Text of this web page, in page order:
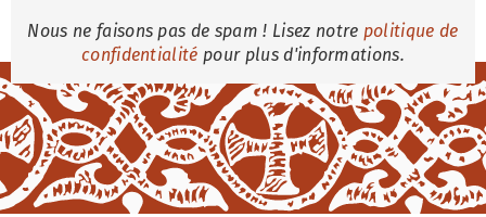
Nous ne faisons pas de spam ! Lisez notre politique de
confidentialité pour plus d'informations.